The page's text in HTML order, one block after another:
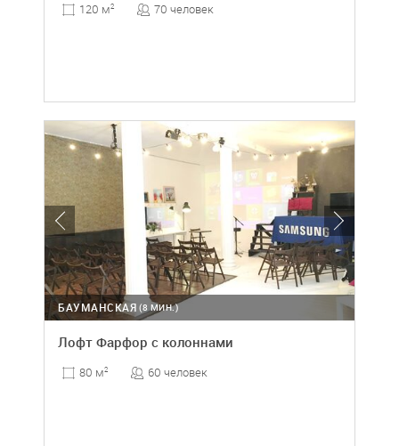
120 м2 70 человек
(8 МИН.)
БАУМАНСКАЯ
Лофт Фарфор с колоннами
80 м2 60 человек